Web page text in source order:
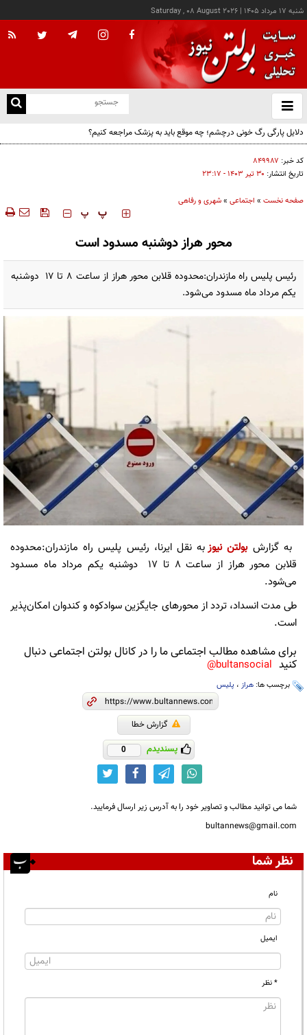
شنبه ۱۷ مرداد ۱۴۰۵ |
Saturday , 08 August 2026
باز
و
دلایل پارگی رگ خونی درچشم؛ چه موقع باید به پزشک مراجعه کنیم؟
کد خبر: ۸۴۹۹۸۷
تاریخ انتشار: ۳۰ تير ۱۴۰۳ - ۲۳:۱۷
صفحه نخست » اجتماعی »شهری و رفاهی
‍‍‍ پ پ
محور هراز دوشنبه مسدود است
رئیس پلیس راه مازندران:محدوده قلابن محور هراز از ساعت ۸ تا ۱۷ دوشنبه
یکم مرداد ماه مسدود می‌شود.
به گزارشبولتن نیوزبه نقل ایرنا، رئیس پلیس راه مازندران:محدوده
قلابن محور هراز از ساعت ۸ تا ۱۷ دوشنبه یکم مرداد ماه مسدود
می‌شود.
طی مدت انسداد، تردد از محورهای جایگزین سوادکوه و کندوان امکان‌پذیر
است.
برای مشاهده مطالب اجتماعی ما را در کانال بولتن اجتماعی دنبال
کنید bultansocial@
برچسب ها: هراز ، پلیس
گزارش خطا
پسندیدم 0
شما می توانید مطالب و تصاویر خود را به آدرس زیر ارسال فرمایید.
bultannews@gmail.com
نظر شما
نام
ایمیل
* نظر